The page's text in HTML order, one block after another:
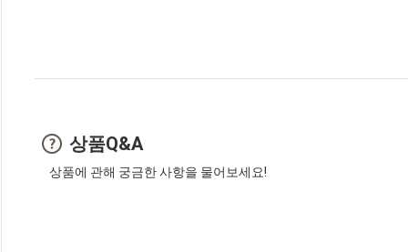
상품Q&A
상품에 관해 궁금한 사항을 물어보세요!